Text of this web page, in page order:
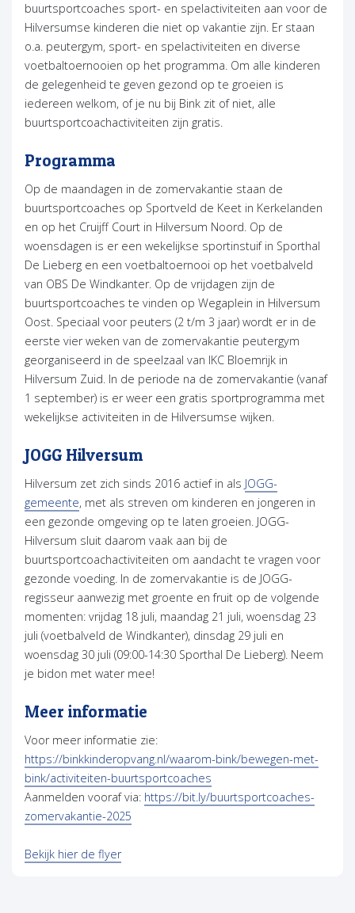
buurtsportcoaches sport- en spelactiviteiten aan voor de
Hilversumse kinderen die niet op vakantie zijn. Er staan
o.a. peutergym, sport- en spelactiviteiten en diverse
voetbaltoernooien op het programma. Om alle kinderen
de gelegenheid te geven gezond op te groeien is
iedereen welkom, of je nu bij Bink zit of niet, alle
buurtsportcoachactiviteiten zijn gratis.
Programma
Op de maandagen in de zomervakantie staan de
buurtsportcoaches op Sportveld de Keet in Kerkelanden
en op het Cruijff Court in Hilversum Noord. Op de
woensdagen is er een wekelijkse sportinstuif in Sporthal
De Lieberg en een voetbaltoernooi op het voetbalveld
van OBS De Windkanter. Op de vrijdagen zijn de
buurtsportcoaches te vinden op Wegaplein in Hilversum
Oost. Speciaal voor peuters (2 t/m 3 jaar) wordt er in de
eerste vier weken van de zomervakantie peutergym
georganiseerd in de speelzaal van IKC Bloemrijk in
Hilversum Zuid. In de periode na de zomervakantie (vanaf
1 september) is er weer een gratis sportprogramma met
wekelijkse activiteiten in de Hilversumse wijken.
JOGG Hilversum
Hilversum zet zich sinds 2016 actief in als JOGG-
gemeente, met als streven om kinderen en jongeren in
een gezonde omgeving op te laten groeien. JOGG-
Hilversum sluit daarom vaak aan bij de
buurtsportcoachactiviteiten om aandacht te vragen voor
gezonde voeding. In de zomervakantie is de JOGG-
regisseur aanwezig met groente en fruit op de volgende
momenten: vrijdag 18 juli, maandag 21 juli, woensdag 23
juli (voetbalveld de Windkanter), dinsdag 29 juli en
woensdag 30 juli (09:00-14:30 Sporthal De Lieberg). Neem
je bidon met water mee!
Meer informatie
Voor meer informatie zie:
https://binkkinderopvang.nl/waarom-bink/bewegen-met-
bink/activiteiten-buurtsportcoaches
Aanmelden vooraf via: https://bit.ly/buurtsportcoaches-
zomervakantie-2025
Bekijk hier de flyer